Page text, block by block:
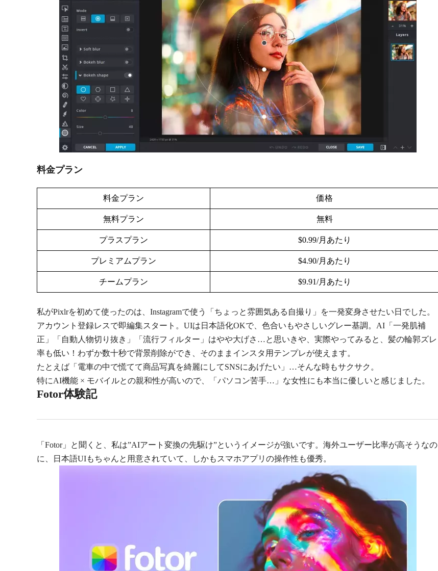
料金プラン
料金プラン 価格
無料プラン 無料
プラスプラン $0.99/月あたり
プレミアムプラン $4.90/月あたり
チームプラン $9.91/月あたり
私がPixlrを初めて使ったのは、Instagramで使う「ちょっと雰囲気ある自撮り」を一発変身させたい日でした。
アカウント登録レスで即編集スタート。UIは日本語化OKで、色合いもやさしいグレー基調。AI「一発肌補
正」「自動人物切り抜き」「流行フィルター」はやや大げさ…と思いきや、実際やってみると、髪の輪郭ズレ
率も低い！わずか数十秒で背景削除ができ、そのままインスタ用テンプレが使えます。
たとえば「電車の中で慌てて商品写真を綺麗にしてSNSにあげたい」…そんな時もサクサク。
特にAI機能 × モバイルとの親和性が高いので、「パソコン苦手…」な女性にも本当に優しいと感じました。
Fotor体験記
「Fotor」と聞くと、私は”AIアート変換の先駆け”というイメージが強いです。海外ユーザー比率が高そうなの
に、日本語UIもちゃんと用意されていて、しかもスマホアプリの操作性も優秀。